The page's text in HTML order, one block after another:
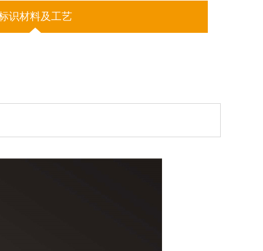
识材料及工艺